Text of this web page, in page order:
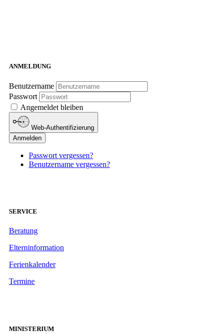
ANMELDUNG
Benutzername
Passwort
Angemeldet bleiben
Web-Authentifizierung
Anmelden
Passwort vergessen?
Benutzername vergessen?
SERVICE
Beratung
Elterninformation
Ferienkalender
Termine
MINISTERIUM